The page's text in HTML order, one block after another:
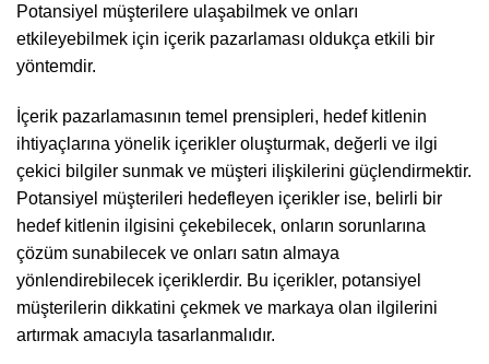
Potansiyel müşterilere ulaşabilmek ve onları
etkileyebilmek için içerik pazarlaması oldukça etkili bir
yöntemdir.
İçerik pazarlamasının temel prensipleri, hedef kitlenin
ihtiyaçlarına yönelik içerikler oluşturmak, değerli ve ilgi
çekici bilgiler sunmak ve müşteri ilişkilerini güçlendirmektir.
Potansiyel müşterileri hedefleyen içerikler ise, belirli bir
hedef kitlenin ilgisini çekebilecek, onların sorunlarına
çözüm sunabilecek ve onları satın almaya
yönlendirebilecek içeriklerdir. Bu içerikler, potansiyel
müşterilerin dikkatini çekmek ve markaya olan ilgilerini
artırmak amacıyla tasarlanmalıdır.